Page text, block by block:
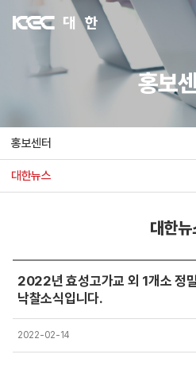
홍보
홍보센터
대한뉴스
대한뉴
2022년 효성고가교 외 1개소 정
낙찰소식입니다.
2022-02-14